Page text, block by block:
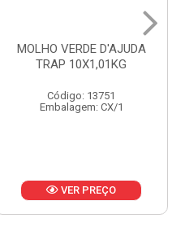
FRUTAS
CX 10KG
Código: 1785
Embalagem: KG/10
VER PREÇO